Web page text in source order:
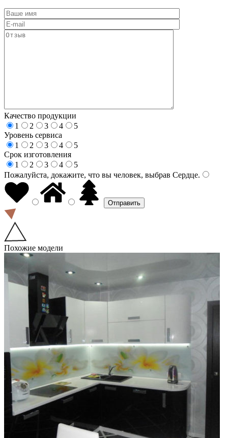
Качество продукции
1
2 3 4
5
Уровень сервиса
1
2 3 4
5
Срок изготовления
1
2 3 4
5
Пожалуйста, докажите, что вы человек, выбрав Сердце.
Похожие модели